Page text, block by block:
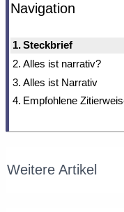
Navigation
Steckbrief
Alles ist narrativ?
Alles ist Narrativ
Empfohlene
Weitere Artikel